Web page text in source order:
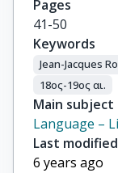
Pages
41-50
Keywords
Jean-Jacques
18ος-19ος αι.
Main
Language –
Last modified
6 years ago